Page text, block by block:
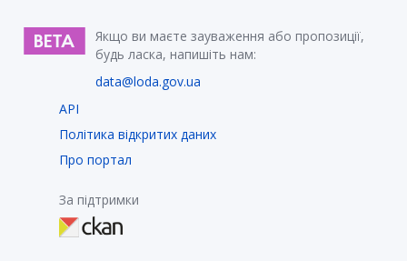
Якщо ви маєте зауваження або пропозиції,
будь ласка, напишіть нам:
data@loda.gov.ua
API
Політика відкритих даних
Про портал
За підтримки